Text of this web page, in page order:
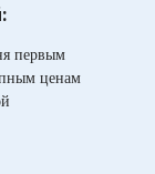
первым
ценам